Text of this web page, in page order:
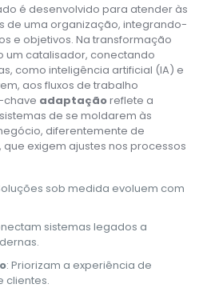
é desenvolvido para atender às
de uma organização, integrando-
e objetivos. Na transformação
um catalisador, conectando
como inteligência artificial (IA) e
aos fluxos de trabalho
chave adaptaçãoreflete a
de se moldarem às
diferentemente de
exigem ajustes nos processos
sob medida evoluem com
sistemas legados a
: Priorizam a experiência de
clientes.